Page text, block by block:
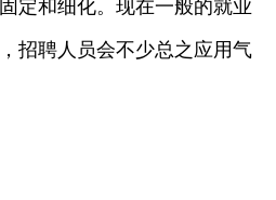
定和细化。现在一般的就业
招聘人员会不少总之应用气